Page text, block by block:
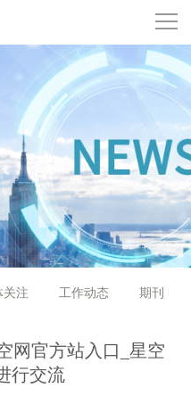
关注 工作动态 期刊
网官方站入口_星空
行交流